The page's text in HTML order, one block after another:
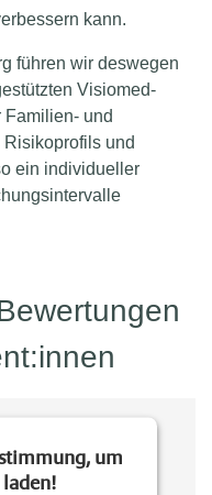
kann.
führen wir deswegen
Visiomed-
Familien- und
und
ein individueller
um